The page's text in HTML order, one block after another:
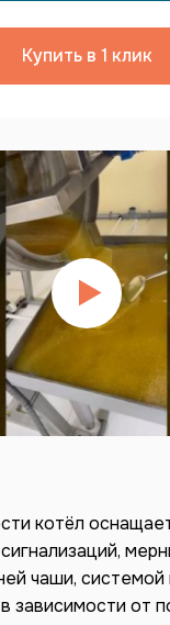
Купить в 1 клик
котёл
чаши, системой
зависимости от